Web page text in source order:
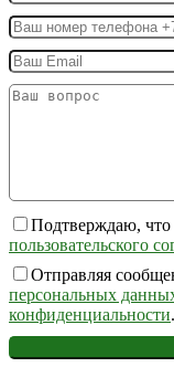
Подтверждаю, что
пользовательского
Отправляя
персональных
конфиденциальности.